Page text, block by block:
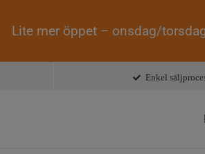
Lite mer öppet – onsdag/
Enkel